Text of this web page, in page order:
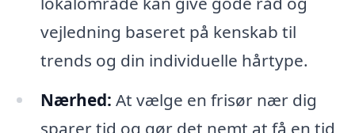
vejledning baseret på kenskab til
trends og din individuelle hårtype.
Nærhed: At vælge en frisør nær dig
sparer tid og gør det nemt at få en tid,